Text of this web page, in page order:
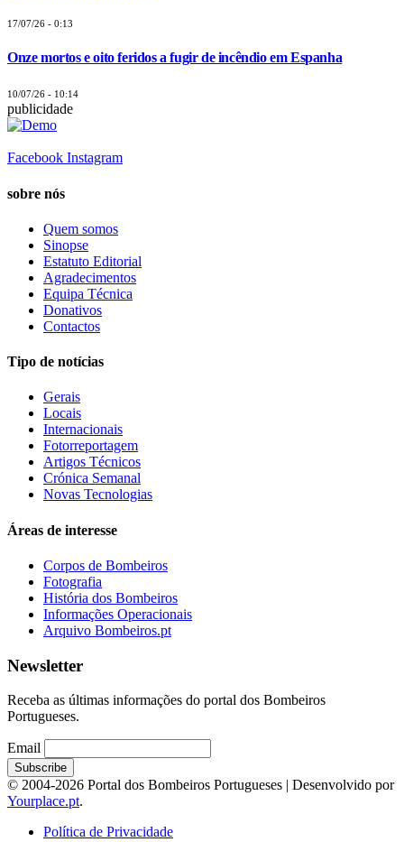
17/07/26 - 0:13
Onze mortos e oito feridos a fugir de incêndio em Espanha
10/07/26 - 10:14
publicidade
Facebook Instagram
sobre nós
Quem somos
Sinopse
Estatuto Editorial
Agradecimentos
Equipa Técnica
Donativos
Contactos
Tipo de notícias
Gerais
Locais
Internacionais
Fotorreportagem
Artigos Técnicos
Crónica Semanal
Novas Tecnologias
Áreas de interesse
Corpos de Bombeiros
Fotografia
História dos Bombeiros
Informações Operacionais
Arquivo Bombeiros.pt
Newsletter
Receba as últimas informações do portal dos Bombeiros
Portugueses.
Email
© 2004-2026 Portal dos Bombeiros Portugueses | Desenvolvido por
Yourplace.pt.
Política de Privacidade